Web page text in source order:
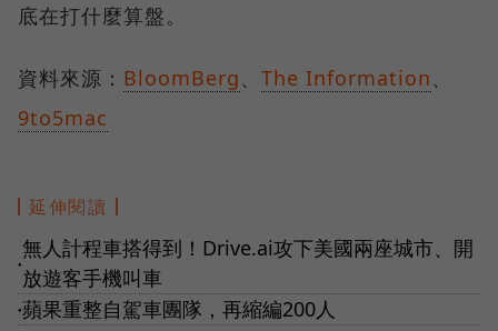
底在打什麼算盤。
資料來源： BloomBerg、 The Information、
9to5mac
延伸閱讀
●
無人計程車搭得到！Drive.ai攻下美國兩座城市、開
放遊客手機叫車
●蘋果重整自駕車團隊，再縮編200人